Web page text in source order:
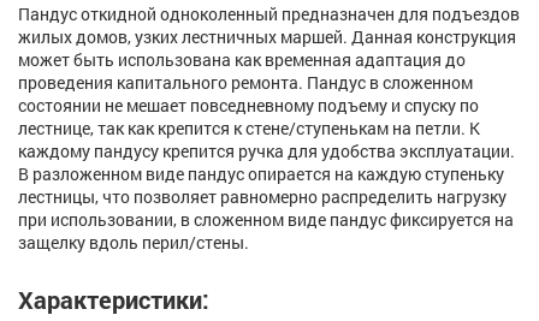
Пандус откидной одноколенный предназначен для подъездов
жилых домов, узких лестничных маршей. Данная конструкция
может быть использована как временная адаптация до
проведения капитального ремонта. Пандус в сложенном
состоянии не мешает повседневному подъему и спуску по
лестнице, так как крепится к стене/ступенькам на петли. К
каждому пандусу крепится ручка для удобства эксплуатации.
В разложенном виде пандус опирается на каждую ступеньку
лестницы, что позволяет равномерно распределить нагрузку
при использовании, в сложенном виде пандус фиксируется на
защелку вдоль перил/стены.
Характеристики: